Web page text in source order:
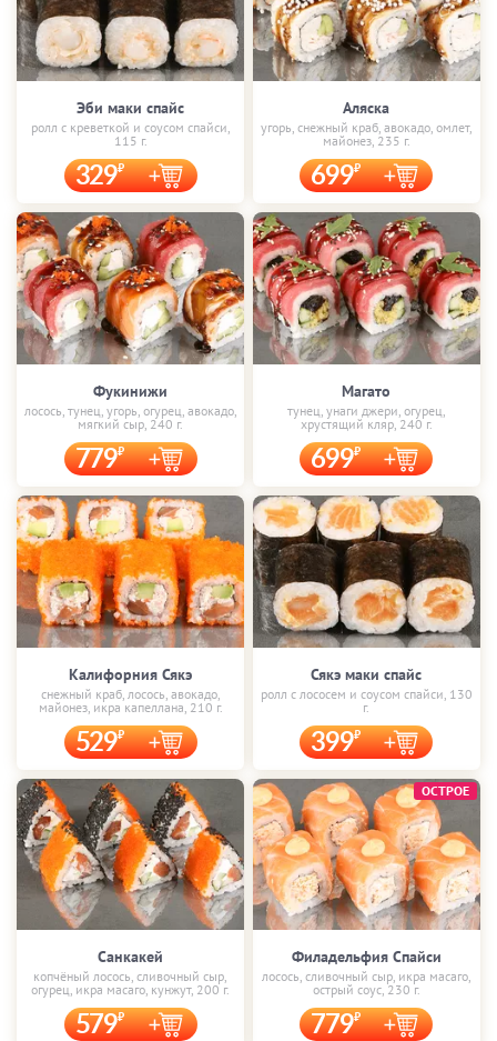
Эби маки спайс
ролл с креветкой и соусом спайси,
115 г.
329
Аляска
угорь, снежный краб, авокадо, омлет,
майонез, 235 г.
699
Фукинижи
лосось, тунец, угорь, огурец, авокадо,
мягкий сыр, 240 г.
779
Магато
тунец, унаги джери, огурец,
хрустящий кляр, 240 г.
699
Калифорния Сякэ
снежный краб, лосось, авокадо,
майонез, икра капеллана, 210 г.
529
Сякэ маки спайс
ролл с лососем и соусом спайси, 130
г.
399
Санкакей
копчёный лосось, сливочный сыр,
огурец, икра масаго, кунжут, 200 г.
579
Филадельфия Спайси
лосось, сливочный сыр, икра масаго,
острый соус, 230 г.
779
ОСТРОЕ